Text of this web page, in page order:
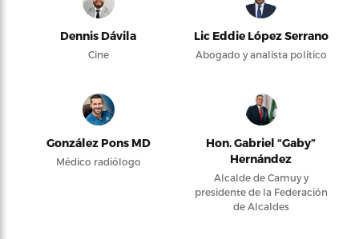
Dennis Dávila
Cine
Lic Eddie López Serrano
Abogado y analista político
González Pons MD
Médico radiólogo
Hon. Gabriel “Gaby”
Hernández
Alcalde de Camuy y
presidente de la Federación
de Alcaldes